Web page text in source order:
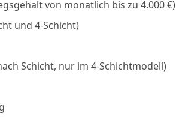
von monatlich bis zu 4.000 €)
und 4-Schicht)
Schicht, nur im 4-Schichtmodell)